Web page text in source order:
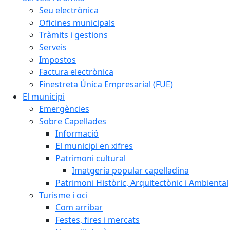
Seu electrònica
Oficines municipals
Tràmits i gestions
Serveis
Impostos
Factura electrònica
Finestreta Única Empresarial (FUE)
El municipi
Emergències
Sobre Capellades
Informació
El municipi en xifres
Patrimoni cultural
Imatgeria popular capelladina
Patrimoni Històric, Arquitectònic i Ambiental
Turisme i oci
Com arribar
Festes, fires i mercats